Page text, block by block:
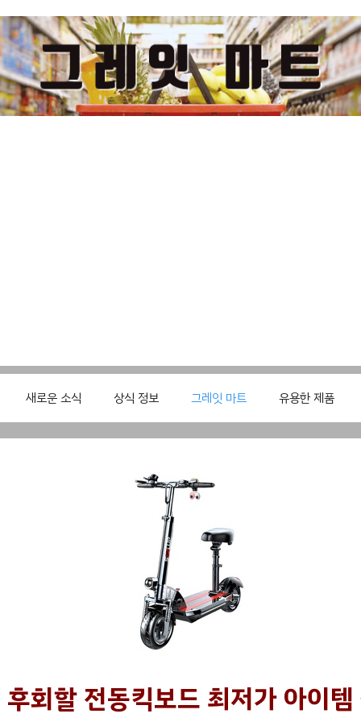
새로운 소식 상식 정보 그레잇 마트 유용한 제품
회할 전동킥보드 최저가 아이